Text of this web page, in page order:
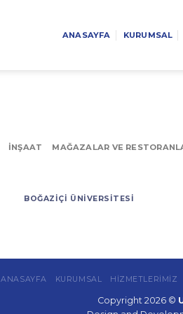
ANASAYFA KURUMSAL
İNŞAAT MAĞAZALAR VE
BOĞAZIÇI ÜNIVERSITESI
ANASAYFA KURUMSAL HİZMETLERİMİZ
Copyright 2026 ©